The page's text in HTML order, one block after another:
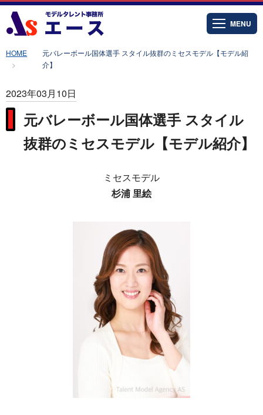
MENU
HOME
元バレーボール国体選手 スタイル抜群のミセスモデル【モデル紹
介】
2023年03月10日
元バレーボール国体選手 スタイル
抜群のミセスモデル【モデル紹介】
ミセスモデル
杉浦 里絵